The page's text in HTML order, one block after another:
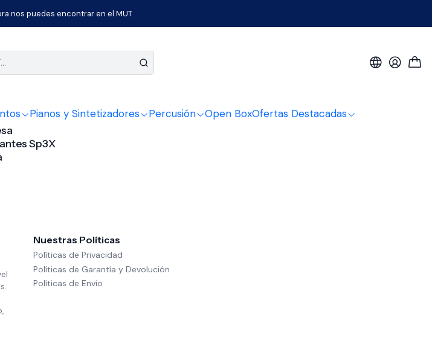
Pianos y Sintetizadores Percusión Open BoxOfertas Destacadas
nos puedes encontrar en el MUT
Pro Tornamesas
Sp3X
Nuestras Políticas
Políticas de Privacidad
Políticas de Garantía y Devolución
Políticas de Envío